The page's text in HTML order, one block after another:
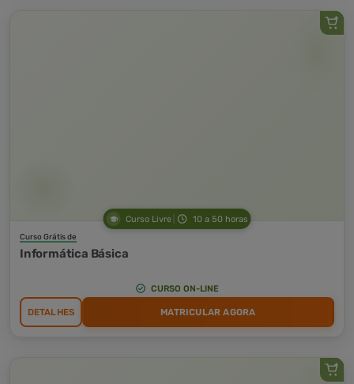
Curso Livre 10 a 50 horas
Curso Grátis de
Informática Básica
CURSO ON-LINE
DETALHES MATRICULAR AGORA